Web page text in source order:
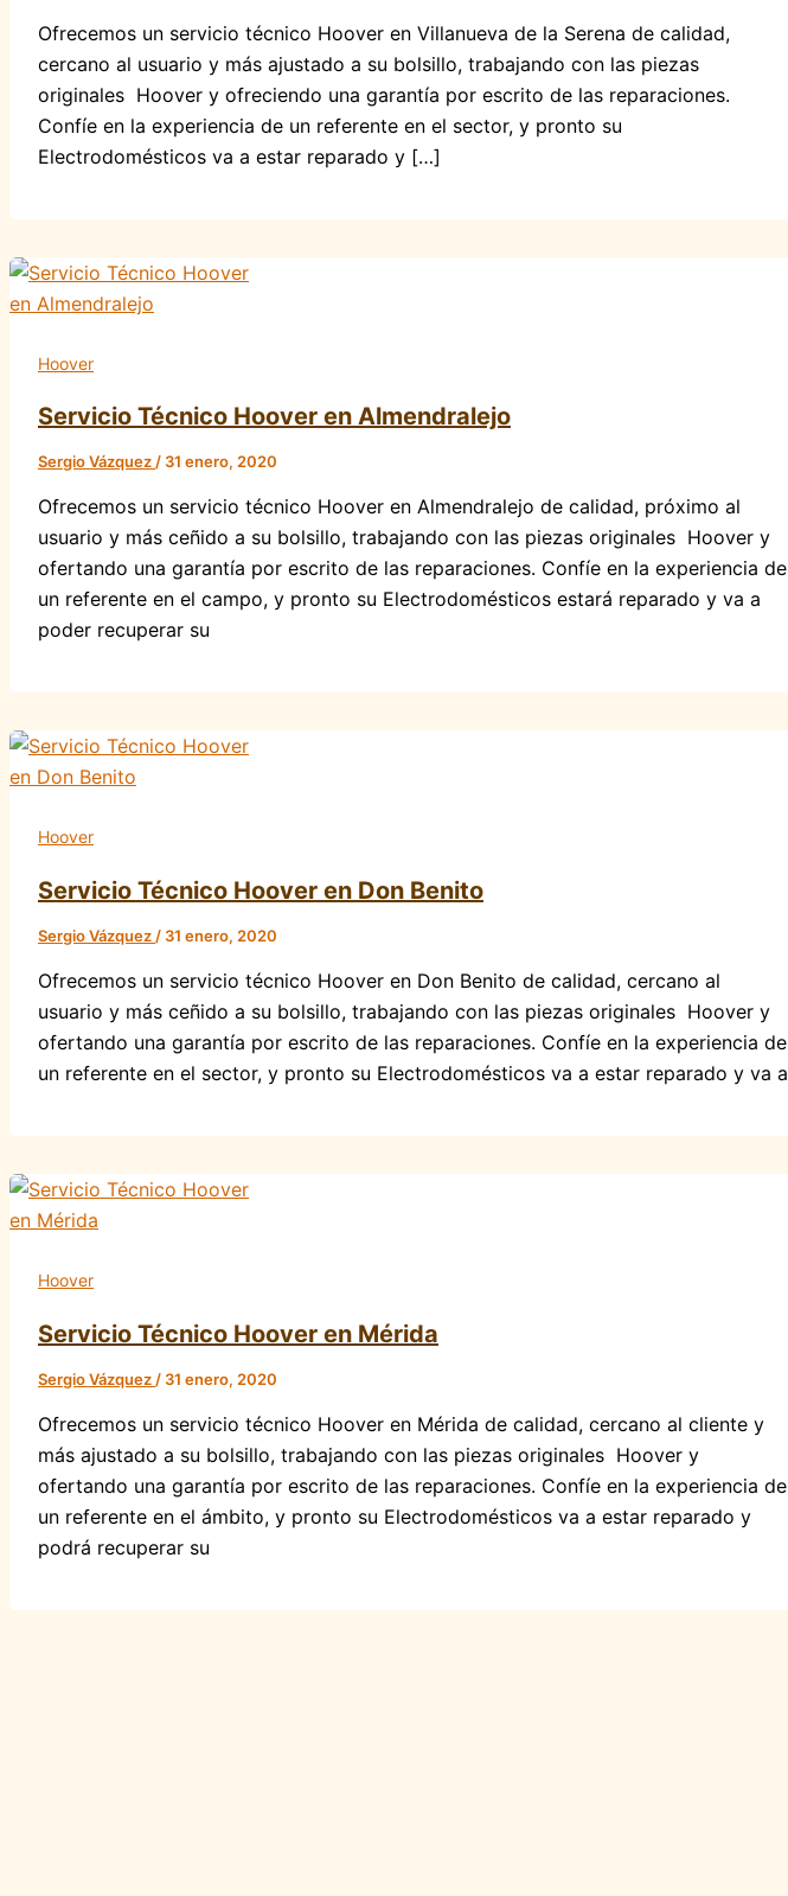
Ofrecemos un servicio técnico Hoover en Villanueva de la Serena de calidad,
cercano al usuario y más ajustado a su bolsillo, trabajando con las piezas
originales Hoover y ofreciendo una garantía por escrito de las reparaciones.
Confíe en la experiencia de un referente en el sector, y pronto su
Electrodomésticos va a estar reparado y […]
Hoover
Servicio Técnico Hoover en Almendralejo
Sergio Vázquez/ 31 enero, 2020
Ofrecemos un servicio técnico Hoover en Almendralejo de calidad, próximo al
usuario y más ceñido a su bolsillo, trabajando con las piezas originales Hoover y
ofertando una garantía por escrito de las reparaciones. Confíe en la experiencia de
un referente en el campo, y pronto su Electrodomésticos estará reparado y va a
poder recuperar su
Hoover
Servicio Técnico Hoover en Don Benito
Sergio Vázquez / 31 enero, 2020
Ofrecemos un servicio técnico Hoover en Don Benito de calidad, cercano al
usuario y más ceñido a su bolsillo, trabajando con las piezas originales Hoover y
ofertando una garantía por escrito de las reparaciones. Confíe en la experiencia de
un referente en el sector, y pronto su Electrodomésticos va a estar reparado y va a
Hoover
Servicio Técnico Hoover en Mérida
Sergio Vázquez / 31 enero, 2020
Ofrecemos un servicio técnico Hoover en Mérida de calidad, cercano al cliente y
más ajustado a su bolsillo, trabajando con las piezas originales Hoover y
ofertando una garantía por escrito de las reparaciones. Confíe en la experiencia de
un referente en el ámbito, y pronto su Electrodomésticos va a estar reparado y
podrá recuperar su